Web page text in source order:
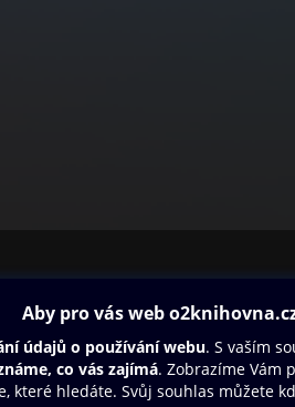
Oneplay Originály
Sport